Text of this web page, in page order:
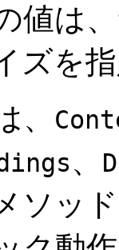
値は
ズを
、
、
ソッ